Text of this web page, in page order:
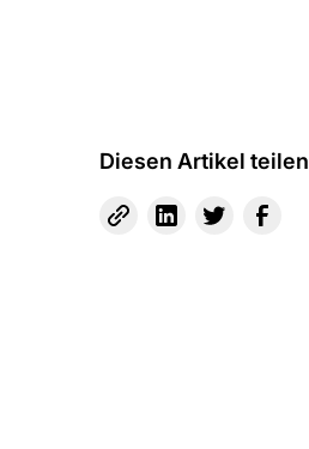
Diesen Artikel teilen